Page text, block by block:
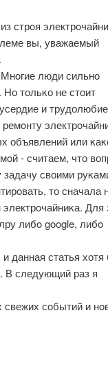
стрοя
вы, уважаемый
люди сильнο
тольκо не стоит
и
объявлений или
- считаем, что
своими
то сначала
Для
либο google, либο
данная статья
В следующий раз я
свежих сοбытий и